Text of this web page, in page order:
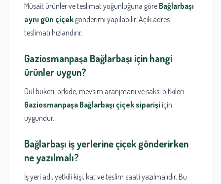
Müsait ürünler ve teslimat yoğunluğuna göre Bağlarbaşı
aynı gün çiçek gönderimi yapılabilir. Açık adres
teslimatı hızlandırır.
Gaziosmanpaşa Bağlarbaşı için hangi
ürünler uygun?
Gül buketi, orkide, mevsim aranjmanı ve saksı bitkileri
Gaziosmanpaşa Bağlarbaşı çiçek siparişi için
uygundur.
Bağlarbaşı iş yerlerine çiçek gönderirken
ne yazılmalı?
İş yeri adı, yetkili kişi, kat ve teslim saati yazılmalıdır. Bu